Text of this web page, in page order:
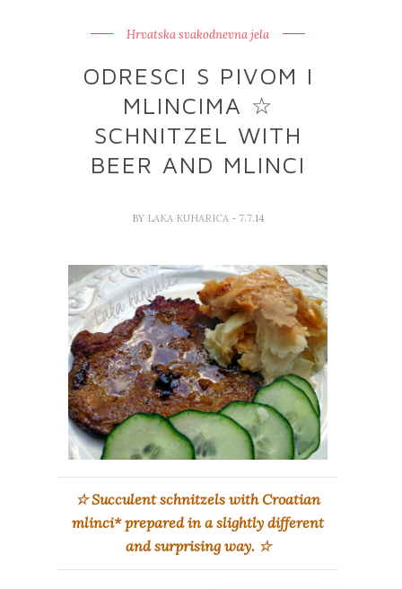
Hrvatska svakodnevna jela
ODRESCI S PIVOM I
MLINCIMA ☆
SCHNITZEL WITH
BEER AND MLINCI
BY LAKA KUHARICA - 7.7.14
☆Succulent schnitzels with Croatian
mlinci* prepared in a slightly different
and surprising way. ☆